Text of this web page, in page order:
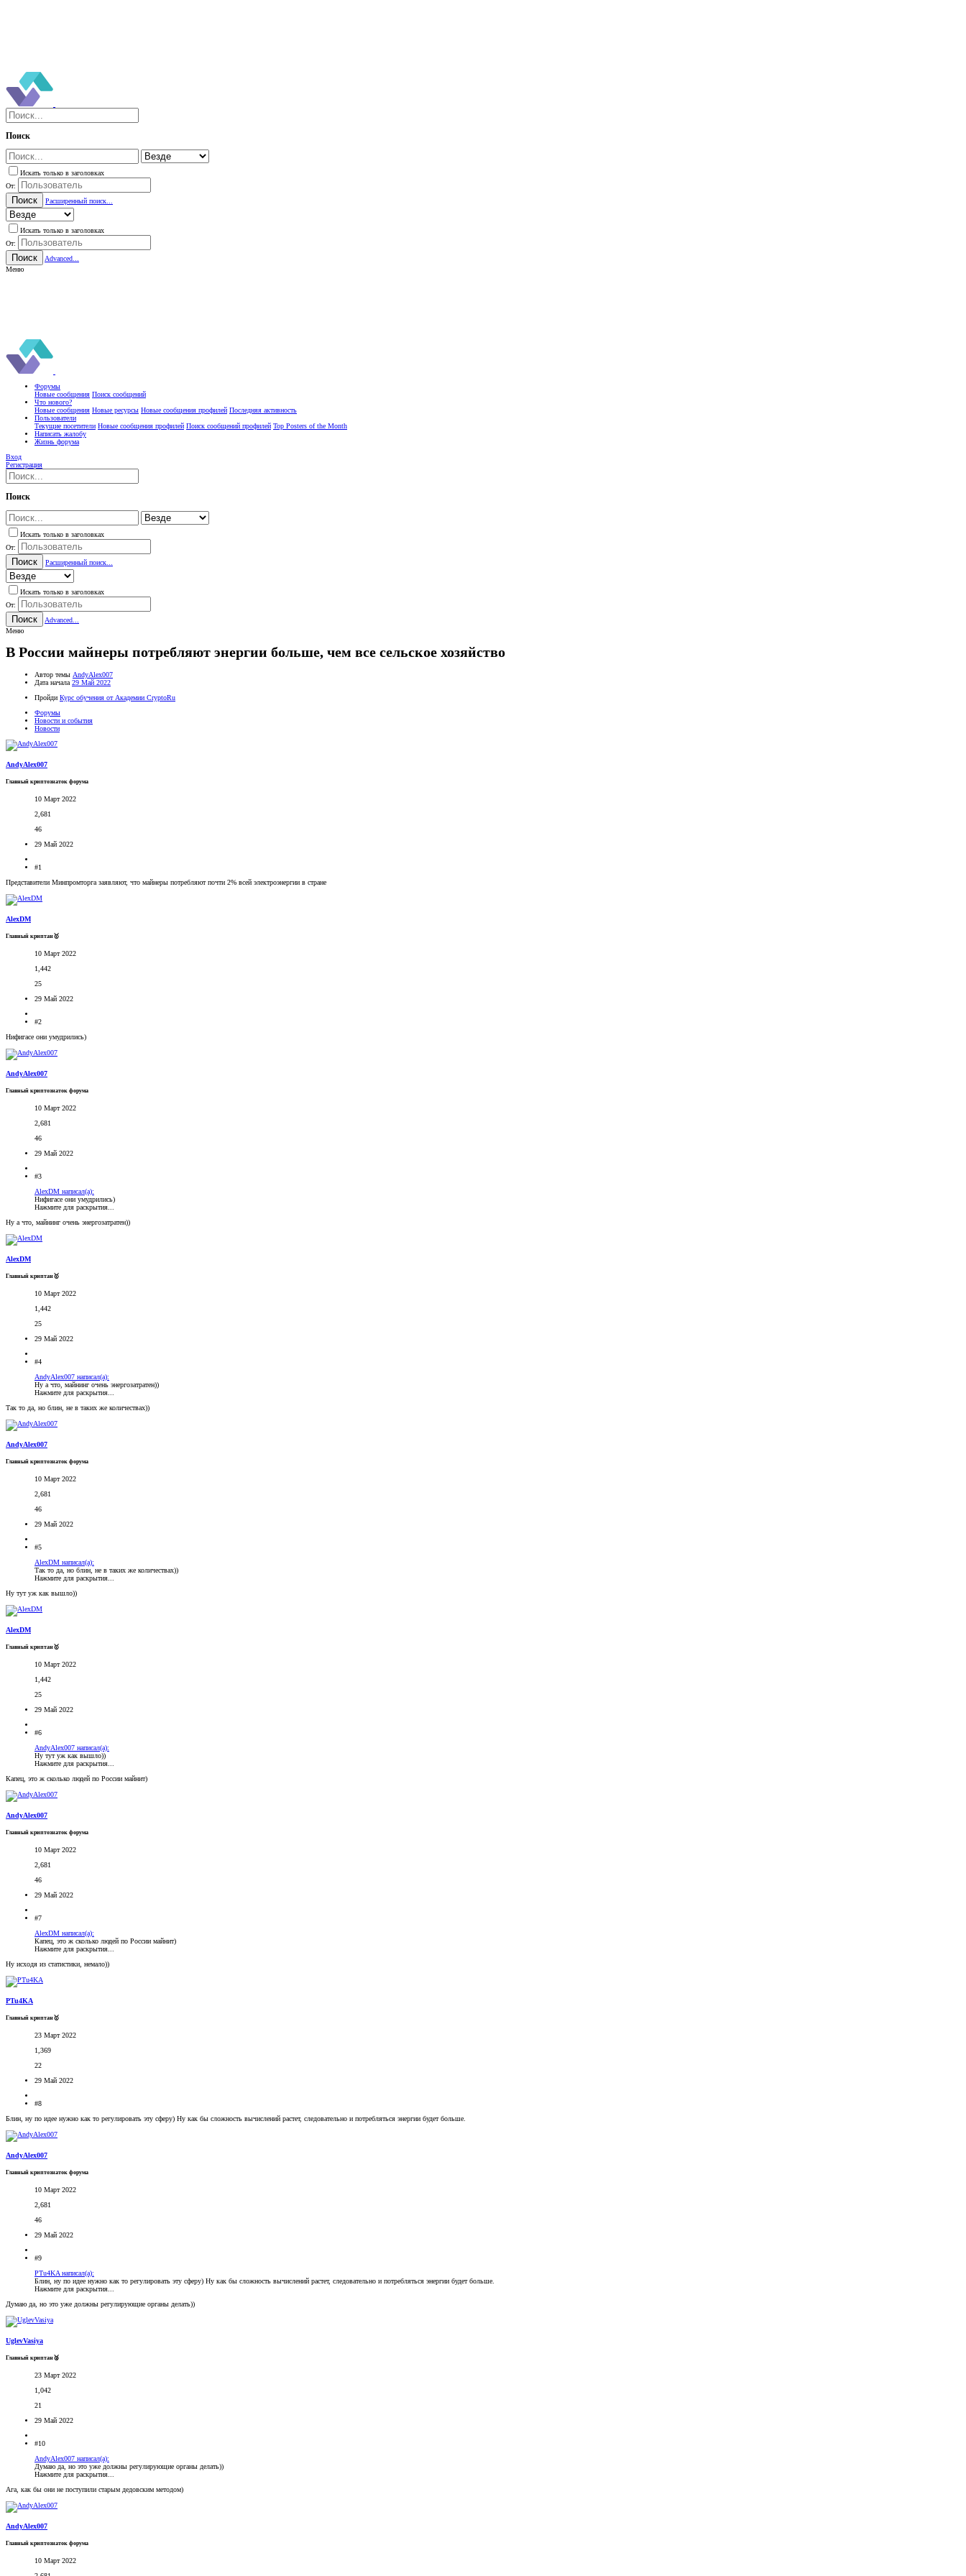
Поиск
Искать только в заголовках
От:
Поиск Расширенный поиск...
Искать только в заголовках
От:
Поиск
Advanced...
Меню
Форумы
Новые сообщения Поиск сообщений
Что нового?
Новые сообщения Новые ресурсы Новые сообщения профилей Последняя активность
Пользователи
Текущие посетители Новые сообщения профилей Поиск сообщений профилей Top Posters of the Month
Написать жалобу
Жизнь форума
Вход
Регистрация
Поиск
Искать только в заголовках
От:
Поиск Расширенный поиск...
Искать только в заголовках
От:
Поиск
Advanced...
Меню
В России майнеры потребляют энергии больше, чем все сельское хозяйство
Автор темы AndyAlex007
Дата начала 29 Май 2022
Пройди Курс обучения от Академии CryptoRu
Форумы
Новости и события
Новости
AndyAlex007
Главный криптознаток форума
10 Март 2022
2,681
46
29 Май 2022
#1
Представители Минпромторга заявляют, что майнеры потребляют почти 2% всей электроэнергии в стране
AlexDM
Главный криптан🥇
10 Март 2022
1,442
25
29 Май 2022
#2
Нифигасе они умудрились)
AndyAlex007
Главный криптознаток форума
10 Март 2022
2,681
46
29 Май 2022
#3
AlexDM написал(а):
Нифигасе они умудрились)
Нажмите для раскрытия...
Ну а что, майнинг очень энергозатратен))
AlexDM
Главный криптан🥇
10 Март 2022
1,442
25
29 Май 2022
#4
AndyAlex007 написал(а):
Ну а что, майнинг очень энергозатратен))
Нажмите для раскрытия...
Так то да, но блин, не в таких же количествах))
AndyAlex007
Главный криптознаток форума
10 Март 2022
2,681
46
29 Май 2022
#5
AlexDM написал(а):
Так то да, но блин, не в таких же количествах))
Нажмите для раскрытия...
Ну тут уж как вышло))
AlexDM
Главный криптан🥇
10 Март 2022
1,442
25
29 Май 2022
#6
AndyAlex007 написал(а):
Ну тут уж как вышло))
Нажмите для раскрытия...
Капец, это ж сколько людей по России майнит)
AndyAlex007
Главный криптознаток форума
10 Март 2022
2,681
46
29 Май 2022
#7
AlexDM написал(а):
Капец, это ж сколько людей по России майнит)
Нажмите для раскрытия...
Ну исходя из статистики, немало))
PTu4KA
Главный криптан🥇
23 Март 2022
1,369
22
29 Май 2022
#8
Блин, ну по идее нужно как то регулировать эту сферу) Ну как бы сложность вычислений растет, следовательно и потребляться энергии будет больше.
AndyAlex007
Главный криптознаток форума
10 Март 2022
2,681
46
29 Май 2022
#9
PTu4KA написал(а):
Блин, ну по идее нужно как то регулировать эту сферу) Ну как бы сложность вычислений растет, следовательно и потребляться энергии будет больше.
Нажмите для раскрытия...
Думаю да, но это уже должны регулирующие органы делать))
UglevVasiya
Главный криптан🥈
23 Март 2022
1,042
21
29 Май 2022
#10
AndyAlex007 написал(а):
Думаю да, но это уже должны регулирующие органы делать))
Нажмите для раскрытия...
Ага, как бы они не поступили старым дедовским методом)
AndyAlex007
Главный криптознаток форума
10 Март 2022